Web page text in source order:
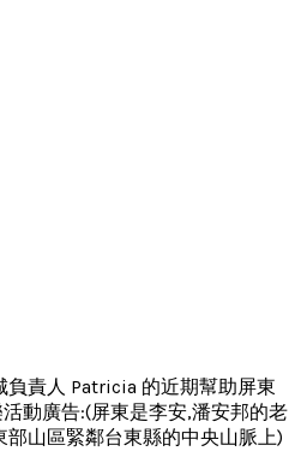
負責人 Patricia 的近期幫助屏東
動廣告:(屏東是李安,潘安邦的老
山區緊鄰台東縣的中央山脈上)